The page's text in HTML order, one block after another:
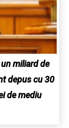
miliard de
depus cu 30
de mediu